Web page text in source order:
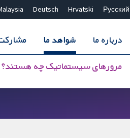
Русский
Hrvatski
Deutsch
درباره ما شواهد ما
مرورهای سیستماتیک چه هستند؟